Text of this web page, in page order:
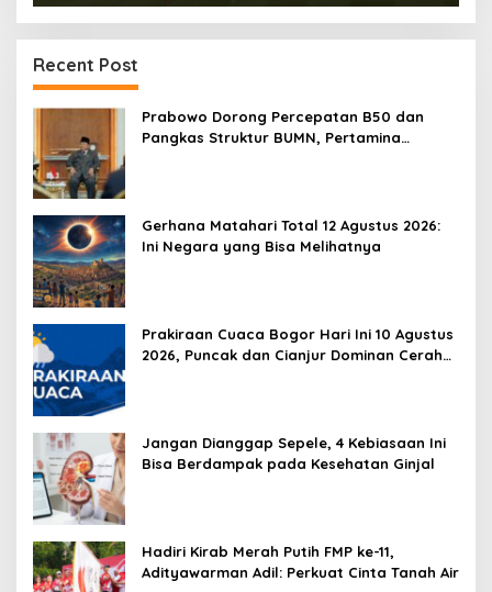
Recent Post
Prabowo Dorong Percepatan B50 dan
Pangkas Struktur BUMN, Pertamina
Gerhana Matahari Total 12 Agustus 2026:
Ini Negara yang Bisa Melihatnya
Prakiraan Cuaca Bogor Hari Ini 10 Agustus
2026, Puncak dan Cianjur Dominan Cerah
Jangan Dianggap Sepele, 4 Kebiasaan Ini
Bisa Berdampak pada Kesehatan Ginjal
Hadiri Kirab Merah Putih FMP ke-11,
Adityawarman Adil: Perkuat Cinta Tanah Air